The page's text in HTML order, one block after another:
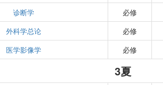
诊断学 必修
外科学总论 必修
医学影像学 必修
3夏